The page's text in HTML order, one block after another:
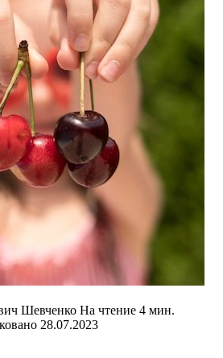
Шевченко На чтение 4 мин.
28.07.2023